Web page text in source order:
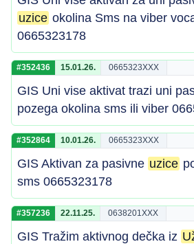
uzice okolina Sms na viber
0665323178
#352436 15.01.26. 0665323XXX
GIS Uni vise aktivat trazi uni
pozega okolina sms ili viber
#352864 10.01.26. 0665323XXX
GIS Aktivan za pasivne uzice
sms 0665323178
#357236 22.11.25. 0638201XXX
GIS Tražim aktivnog dečka iz